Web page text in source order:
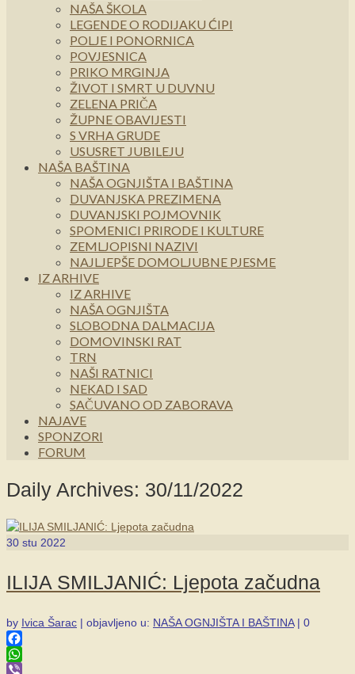
NAŠA ŠKOLA
LEGENDE O RODIJAKU ĆIPI
POLJE I PONORNICA
POVJESNICA
PRIKO MRGINJA
ŽIVOT I SMRT U DUVNU
ZELENA PRIČA
ŽUPNE OBAVIJESTI
S VRHA GRUDE
USUSRET JUBILEJU
NAŠA BAŠTINA
NAŠA OGNJIŠTA I BAŠTINA
DUVANJSKA PREZIMENA
DUVANJSKI POJMOVNIK
SPOMENICI PRIRODE I KULTURE
ZEMLJOPISNI NAZIVI
NAJLJEPŠE DOMOLJUBNE PJESME
IZ ARHIVE
IZ ARHIVE
NAŠA OGNJIŠTA
SLOBODNA DALMACIJA
DOMOVINSKI RAT
TRN
NAŠI RATNICI
NEKAD I SAD
SAČUVANO OD ZABORAVA
NAJAVE
SPONZORI
FORUM
Daily Archives: 30/11/2022
30 stu 2022
ILIJA SMILJANIĆ: Ljepota začudna
by Ivica Šarac | objavljeno u: NAŠA OGNJIŠTA I BAŠTINA | 0
Facebook
WhatsApp